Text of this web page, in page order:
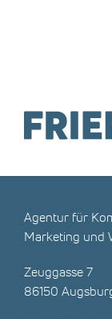
Agentur für
Marketing und
Zeuggasse 7
86150